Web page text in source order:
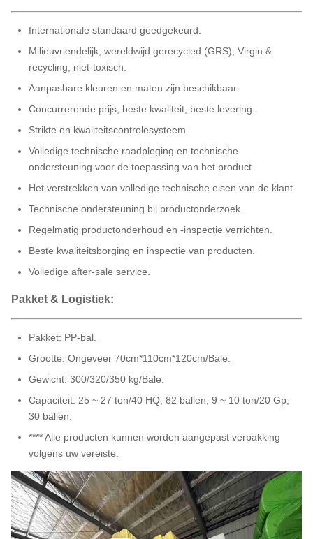
Internationale standaard goedgekeurd.
Milieuvriendelijk, wereldwijd gerecycled (GRS), Virgin &
recycling, niet-toxisch.
Aanpasbare kleuren en maten zijn beschikbaar.
Concurrerende prijs, beste kwaliteit, beste levering.
Strikte en kwaliteitscontrolesysteem.
Volledige technische raadpleging en technische
ondersteuning voor de toepassing van het product.
Het verstrekken van volledige technische eisen van de klant.
Technische ondersteuning bij productonderzoek.
Regelmatig productonderhoud en -inspectie verrichten.
Beste kwaliteitsborging en inspectie van producten.
Volledige after-sale service.
Pakket & Logistiek:
Pakket: PP-bal.
Grootte: Ongeveer 70cm*110cm*120cm/Bale.
Gewicht: 300/320/350 kg/Bale.
Capaciteit: 25 ~ 27 ton/40 HQ, 82 ballen, 9 ~ 10 ton/20 Gp,
30 ballen.
**** Alle producten kunnen worden aangepast verpakking
volgens uw vereiste.